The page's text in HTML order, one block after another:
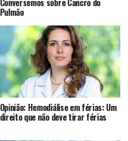
Conversemos sobre Cancro do
Pulmão
Opinião: Hemodiálise em férias: Um
direito que não deve tirar férias